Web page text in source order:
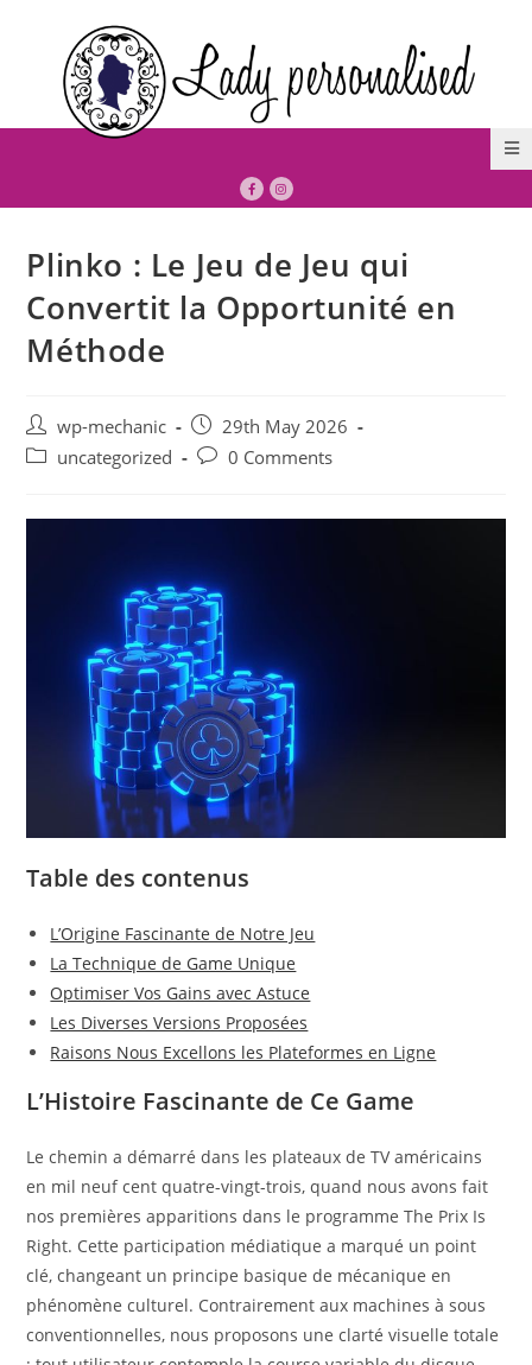
Plinko : Le Jeu de Jeu qui
Convertit la Opportunité en
Méthode
wp-mechanic
29th May 2026
uncategorized
0 Comments
Table des contenus
L’Origine Fascinante de Notre Jeu
La Technique de Game Unique
Optimiser Vos Gains avec Astuce
Les Diverses Versions Proposées
Raisons Nous Excellons les Plateformes en Ligne
L’Histoire Fascinante de Ce Game
Le chemin a démarré dans les plateaux de TV américains
en mil neuf cent quatre-vingt-trois, quand nous avons fait
nos premières apparitions dans le programme The Prix Is
Right. Cette participation médiatique a marqué un point
clé, changeant un principe basique de mécanique en
phénomène culturel. Contrairement aux machines à sous
conventionnelles, nous proposons une clarté visuelle totale